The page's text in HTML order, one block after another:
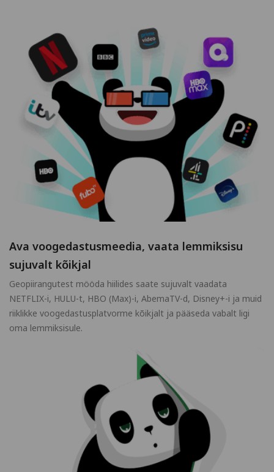
Ava voogedastusmeedia, vaata lemmiksisu
sujuvalt kõikjal
Geopiirangutest mööda hiilides saate sujuvalt vaadata
NETFLIX-i, HULU-t, HBO (Max)-i, AbemaTV-d, Disney+-i ja muid
riiklikke voogedastusplatvorme kõikjalt ja pääseda vabalt ligi
oma lemmiksisule.